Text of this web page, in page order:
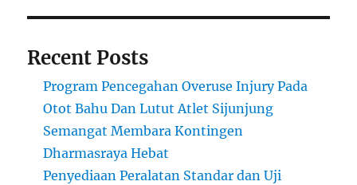
Recent Posts
Program Pencegahan Overuse Injury Pada
Otot Bahu Dan Lutut Atlet Sijunjung
Semangat Membara Kontingen
Dharmasraya Hebat
Penyediaan Peralatan Standar dan Uji